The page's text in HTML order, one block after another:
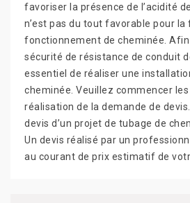
favoriser la présence de l’acidité
n’est pas du tout favorable pour la
fonctionnement de cheminée.
sécurité de résistance de conduit
essentiel de réaliser une
cheminée. Veuillez commencer
réalisation de la demande de
devis d’un projet de tubage de
Un devis réalisé par un
au courant de prix estimatif de